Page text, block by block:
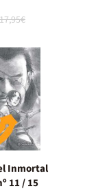
17,95€
Inmortal
11 / 15